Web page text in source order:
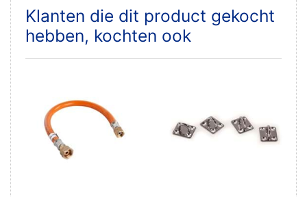
Klanten die dit product gekocht
hebben, kochten ook